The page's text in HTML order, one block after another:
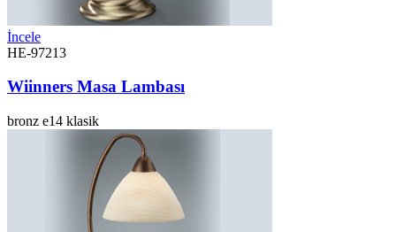
İncele
HE-97213
Wiinners Masa Lambası
bronz e14 klasik